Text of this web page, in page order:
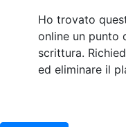
Ho trovato
online un punto
scrittura.
ed eliminare il